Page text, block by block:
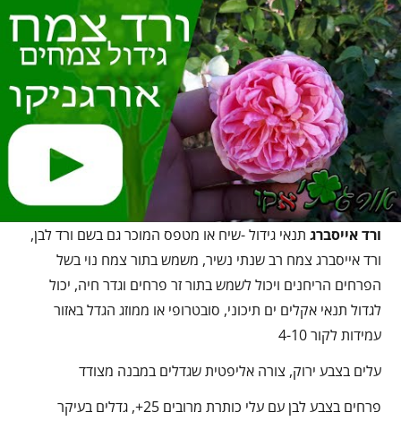
ורד אייסברג תנאי גידול -שיח או מטפס המוכר גם בשם ורד לבן,
ורד אייסברג צמח רב שנתי נשיר, משמש בתור צמח נוי בשל
הפרחים הריחנים ויכול לשמש בתור זר פרחים וגדר חיה, יכול
לגדול תנאי אקלים ים תיכוני, סובטרופי או ממוזג הגדל באזור
עמידות לקור 4-10
עלים בצבע ירוק, צורה אליפטית שגדלים במבנה מצודד
פרחים בצבע לבן עם עלי כותרת מרובים 25+, גדלים בעיקר